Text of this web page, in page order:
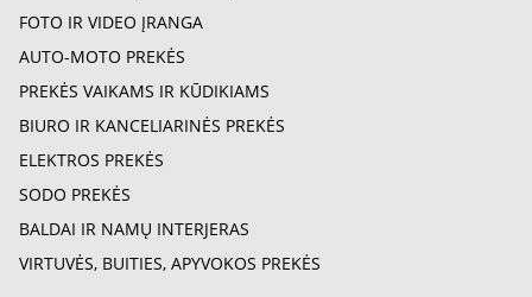
FOTO IR VIDEO ĮRANGA
AUTO-MOTO PREKĖS
PREKĖS VAIKAMS IR KŪDIKIAMS
BIURO IR KANCELIARINĖS PREKĖS
ELEKTROS PREKĖS
SODO PREKĖS
BALDAI IR NAMŲ INTERJERAS
VIRTUVĖS, BUITIES, APYVOKOS PREKĖS